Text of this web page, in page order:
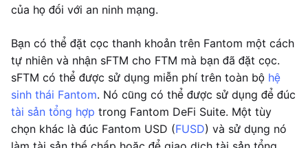
của họ đối với an ninh mạng.
Bạn có thể đặt cọc thanh khoản trên Fantom một cách
tự nhiên và nhận sFTM cho FTM mà bạn đã đặt cọc.
sFTM có thể được sử dụng miễn phí trên toàn bộ hệ
sinh thái Fantom. Nó cũng có thể được sử dụng để đúc
tài sản tổng hợp trong Fantom DeFi Suite. Một tùy
chọn khác là đúc Fantom USD (FUSD) và sử dụng nó